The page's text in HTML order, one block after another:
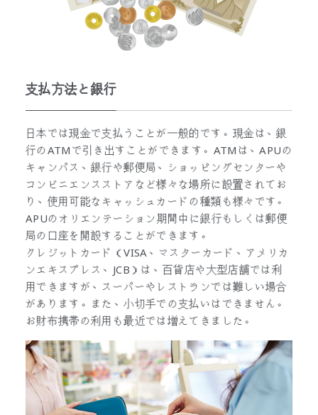
支払方法と銀行
日本では現金で支払うことが一般的です。現金は、銀
行のATMで引き出すことができます。ATMは、APUの
キャンパス、銀行や郵便局、ショッピングセンターや
コンビニエンスストアなど様々な場所に設置されてお
り、使用可能なキャッシュカードの種類も様々です。
APUのオリエンテーション期間中に銀行もしくは郵便
局の口座を開設することができます。
クレジットカード（VISA、マスターカード、アメリカ
ンエキスプレス、JCB）は、百貨店や大型店舗では利
用できますが、スーパーやレストランでは難しい場合
があります。また、小切手での支払いはできません。
お財布携帯の利用も最近では増えてきました。